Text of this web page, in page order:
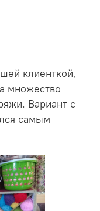
клиенткой,
множество
Вариант с
самым